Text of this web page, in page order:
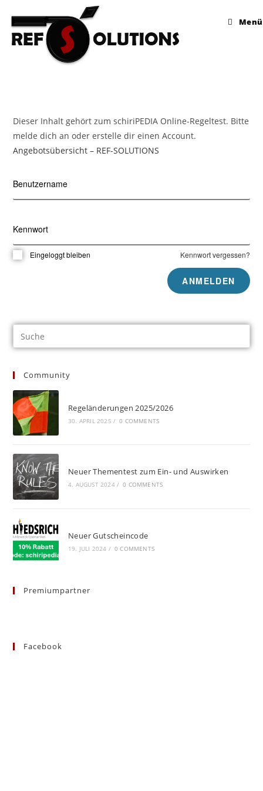
Menü
Dieser Inhalt gehört zum schiriPEDIA Online-Regeltest. Bitte
melde dich an oder erstelle dir einen Account.
Angebotsübersicht – REF-SOLUTIONS
Benutzername
Kennwort
Eingeloggt bleiben Kennwort vergessen?
Community
Regeländerungen 2025/2026
30. APRIL 2025 / 0 COMMENTS
Neuer Thementest zum Ein- und Auswirken
4. AUGUST 2024 / 0 COMMENTS
Neuer Gutscheincode
19. JULI 2024 / 0 COMMENTS
Premiumpartner
Facebook